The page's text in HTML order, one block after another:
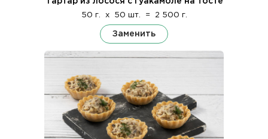
50 г. x 50 шт. = 2 500 г.
Заменить